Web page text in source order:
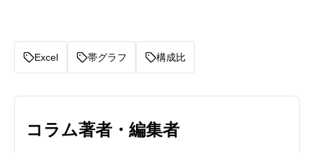
Excel 帯グラフ 構成比
コラム著者・編集者